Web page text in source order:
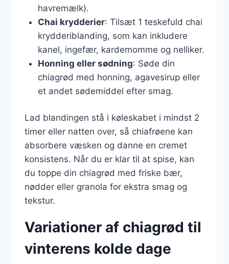
havremælk).
Chai krydderier: Tilsæt 1 teskefuld chai
krydderiblanding, som kan inkludere
kanel, ingefær, kardemomme og nelliker.
Honning eller sødning: Søde din
chiagrød med honning, agavesirup eller
et andet sødemiddel efter smag.
Lad blandingen stå i køleskabet i mindst 2
timer eller natten over, så chiafrøene kan
absorbere væsken og danne en cremet
konsistens. Når du er klar til at spise, kan
du toppe din chiagrød med friske bær,
nødder eller granola for ekstra smag og
tekstur.
Variationer af chiagrød til
vinterens kolde dage